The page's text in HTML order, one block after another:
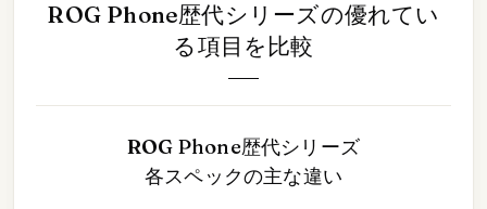
ROG Phone歴代シリーズの優れてい
る項目を比較
ROG Phone歴代シリーズ
各スペックの主な違い